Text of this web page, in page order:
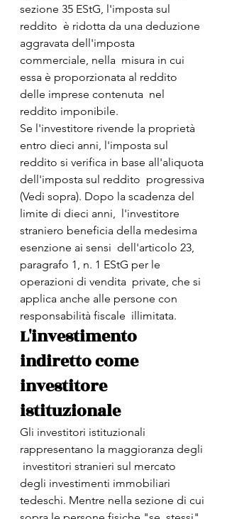
sezione 35 EStG, l'imposta sul
reddito  è ridotta da una deduzione
aggravata dell'imposta
commerciale, nella  misura in cui
essa è proporzionata al reddito
delle imprese contenuta  nel
reddito imponibile.
Se l'investitore rivende la proprietà
entro dieci anni, l'imposta sul
reddito si verifica in base all'aliquota
dell'imposta sul reddito  progressiva
(Vedi sopra). Dopo la scadenza del
limite di dieci anni,  l'investitore
straniero beneficia della medesima
esenzione ai sensi  dell'articolo 23,
paragrafo 1, n. 1 EStG per le
operazioni di vendita  private, che si
applica anche alle persone con
responsabilità fiscale  illimitata.
L'investimento
indiretto come
investitore
istituzionale
Gli investitori istituzionali
rappresentano la maggioranza degli
investitori stranieri sul mercato
degli investimenti immobiliari
tedeschi. Mentre nella sezione di cui